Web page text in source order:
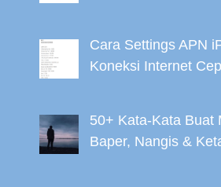
Cara Settings APN
Koneksi Internet
50+ Kata-Kata Buat
Baper, Nangis &